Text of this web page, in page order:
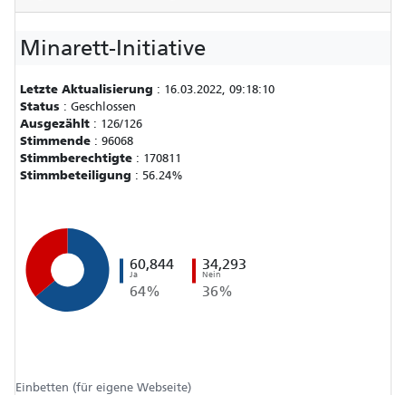
Minarett-Initiative
Letzte Aktualisierung : 16.03.2022, 09:18:10
Status : Geschlossen
Ausgezählt : 126/126
Stimmende : 96068
Stimmberechtigte : 170811
Stimmbeteiligung : 56.24%
60,844
Ja
64%
34,293
Nein
36%
Einbetten (für eigene Webseite)